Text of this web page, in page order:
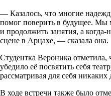
— Казалось, что многие
помог поверить в будущее. Мы
и продолжить занятия, а когда-
сцене в Арцахе, — сказала она.
Студентка Вероника отметила,
убедило её посвятить себя
рассматривая для себя
В ходе встречи также было